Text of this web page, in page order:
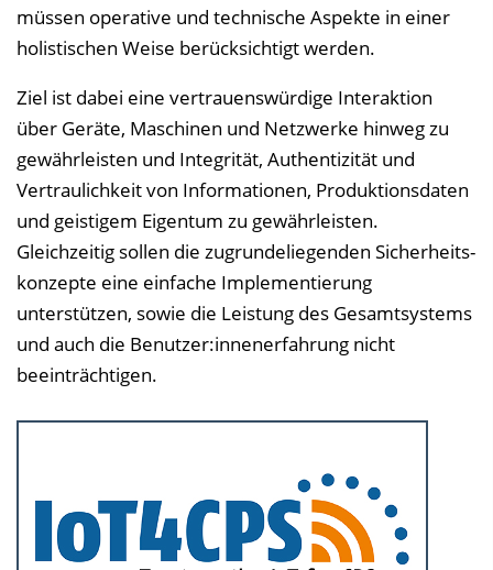
müssen operative und technische Aspekte in einer
holistischen Weise berücksichtigt werden.
Ziel ist dabei eine vertrauenswürdige Interaktion
über Geräte, Maschinen und Netzwerke hinweg zu
gewährleisten und Integrität, Authentizität und
Vertraulichkeit von Informationen, Produkt­ions­daten
und geistigem Eigentum zu gewährleisten.
Gleichzeitig sollen die zugrundeliegenden Sicherheits­
konzepte eine einfache Implementierung
unterstützen, sowie die Leistung des Gesamtsystems
und auch die Benutzer:innenerfahrung nicht
beeinträchtigen.